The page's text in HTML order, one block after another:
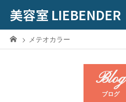
美容室 LIEBENDER
メテオカラー
Blog
ブログ